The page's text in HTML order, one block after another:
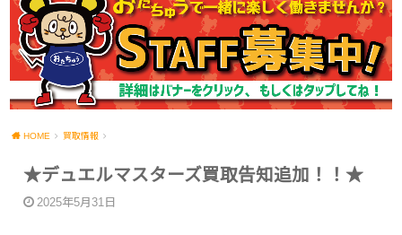
HOME 買取情報
★デュエルマスターズ買取告知追加！！★
2025年5月31日